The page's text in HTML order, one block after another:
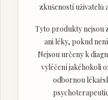
zkušeností uživatelů
Tyto produkty nejsou
ani léky, pokud
Nejsou určeny k
vyléčení jakéhokoli
odbornou